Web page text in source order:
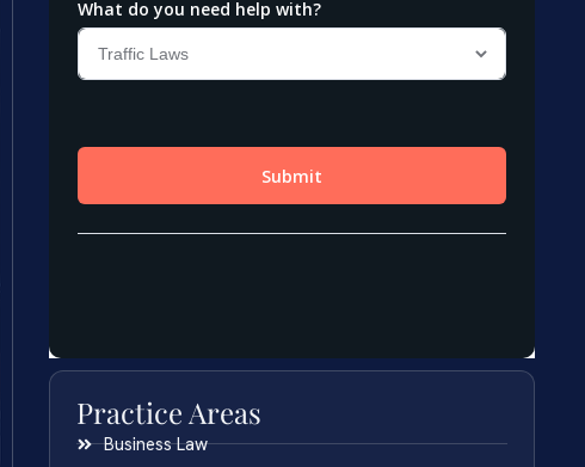
Practice Areas
Business Law